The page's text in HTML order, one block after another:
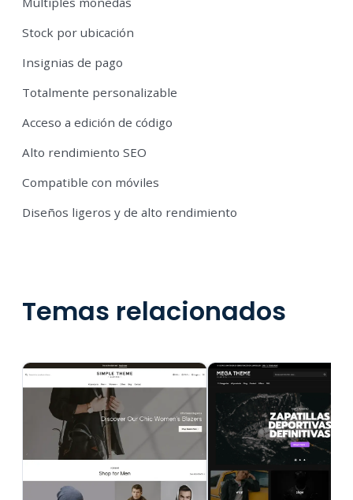
Stock por ubicación
Insignias de pago
Totalmente personalizable
Acceso a edición de código
Alto rendimiento SEO
Compatible con móviles
Diseños ligeros y de alto rendimiento
Temas relacionados